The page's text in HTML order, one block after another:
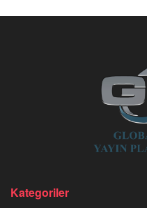
Kategoriler